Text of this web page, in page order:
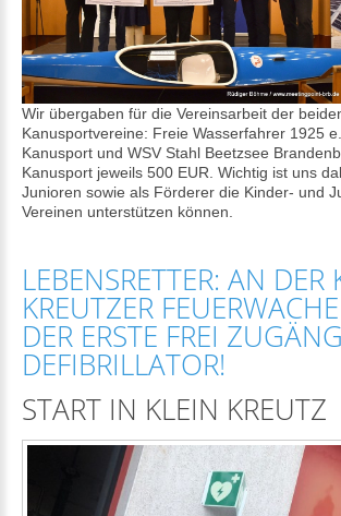
Wir übergaben für die Vereinsarbeit der
Kanusportvereine: Freie Wasserfahrer 1925
Kanusport und WSV Stahl Beetzsee
Kanusport jeweils 500 EUR. Wichtig ist uns
Junioren sowie als Förderer die Kinder- und
Vereinen unterstützen können.
LEBENSRETTER: AN DER
KREUTZER
DER ERSTE FREI
DEFIBRILLATOR!
START IN KLEIN KREUTZ